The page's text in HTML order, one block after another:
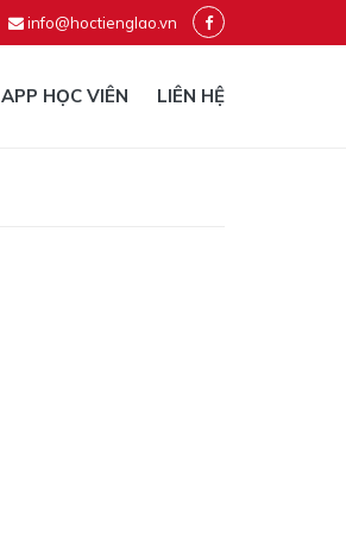
info@hoctienglao.vn
APP HỌC VIÊN LIÊN HỆ